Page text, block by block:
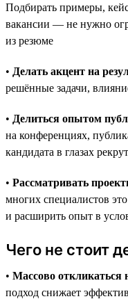
Подбирать примеры,
вакансии — не нужно
из резюме
• Делать акцент на
решённые задачи,
• Делиться опытом
на конференциях,
кандидата в глазах
• Рассматривать
многих специалистов
и расширить опыт в
Чего не стоит
• Массово откликаться
подход снижает